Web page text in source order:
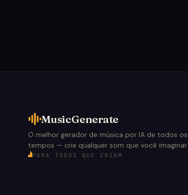
MusicGenerate
O melhor gerador de música por IA de todos os
tempos — crie qualquer som que você imaginar.
PARA TODOS QUE CRIAM